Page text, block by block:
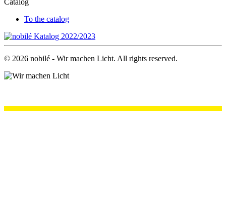
To the catalog
© 2026 nobilé - Wir machen Licht. All rights reserved.